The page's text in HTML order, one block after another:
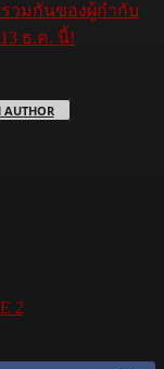
วมกันของผู้กำกับ
ธ.ค. นี้!
AUTHOR